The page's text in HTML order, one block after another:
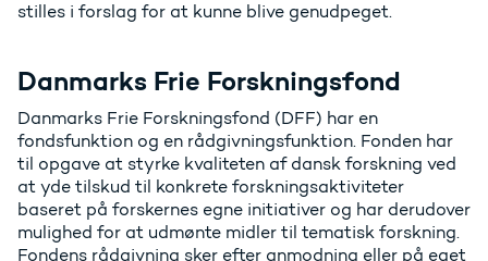
stilles i forslag for at kunne blive genudpeget.
Danmarks Frie Forskningsfond
Danmarks Frie Forskningsfond (DFF) har en
fondsfunktion og en rådgivningsfunktion. Fonden har
til opgave at styrke kvaliteten af dansk forskning ved
at yde tilskud til konkrete forskningsaktiviteter
baseret på forskernes egne initiativer og har derudover
mulighed for at udmønte midler til tematisk forskning.
Fondens rådgivning sker efter anmodning eller på eget